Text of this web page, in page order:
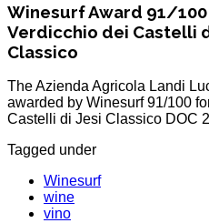
Winesurf Award 91/
Verdicchio dei Castelli
Classico
The Azienda Agricola Landi
awarded by Winesurf 91/100
Castelli di Jesi Classico DOC
Tagged under
Winesurf
wine
vino